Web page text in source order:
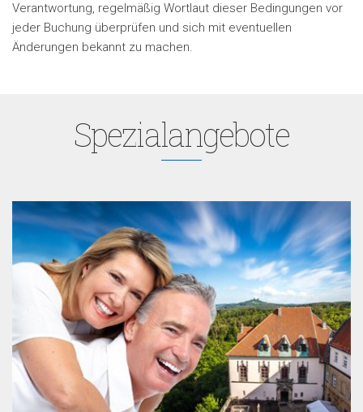
Verantwortung, regelmäßig Wortlaut dieser Bedingungen vor
jeder Buchung überprüfen und sich mit eventuellen
Änderungen bekannt zu machen.
Spezialangebote